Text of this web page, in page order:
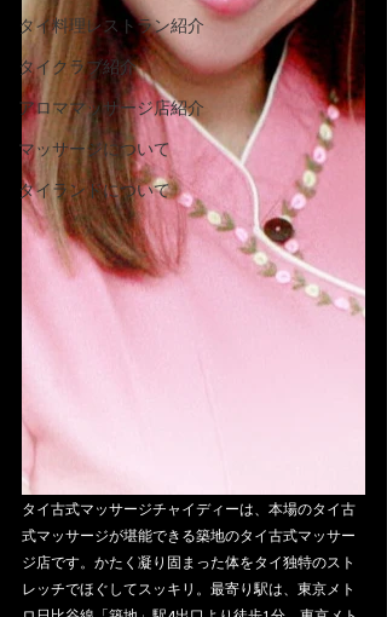
タイ料理レストラン紹介
タイクラブ紹介
アロママッサージ店紹介
マッサージについて
タイランドについて
タイ古式マッサージチャイディーは、本場のタイ古
式マッサージが堪能できる築地のタイ古式マッサー
ジ店です。かたく凝り固まった体をタイ独特のスト
レッチでほぐしてスッキリ。最寄り駅は、東京メト